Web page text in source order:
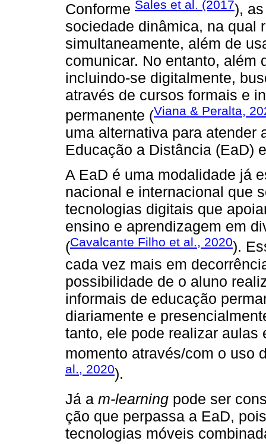
Conforme Sales et al. (2017),
sociedade dinâmica, na qual
simultaneamente, além de
comunicar. No entanto, além
incluindo-se digitalmente,
através de cursos formais e
permanente (Viana & Peralta,
uma alternativa para atender
Educação a Distância (EaD)
A EaD é uma modalidade já
nacional e internacional que
tecnologias digitais que
ensino e aprendizagem em
(Cavalcante Filho et al., 2020).
cada vez mais em
possibilidade de o aluno
informais de educação
diariamente e
tanto, ele pode realizar aulas
momento através/com o uso
al., 2020).
Já a m-learning pode ser
ção que perpassa a EaD,
tecnologias móveis